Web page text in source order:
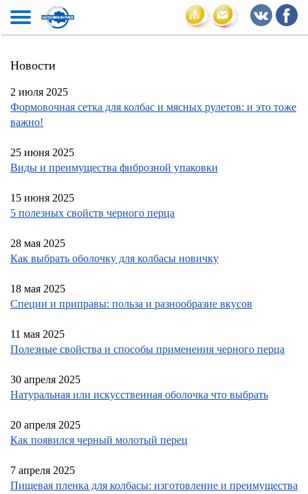
Новости
2 июля 2025
Формовочная сетка для колбас и мясных рулетов: и это тоже
важно!
25 июня 2025
Виды и преимущества фиброзной упаковки
15 июня 2025
5 полезных свойств черного перца
28 мая 2025
Как выбрать оболочку для колбасы новичку
18 мая 2025
Специи и приправы: польза и разнообразие вкусов
11 мая 2025
Полезные свойства и способы применения черного перца
30 апреля 2025
Натуральная или искусственная оболочка что выбрать
20 апреля 2025
Как появился черный молотый перец
7 апреля 2025
Пищевая пленка для колбасы: изготовление и преимущества